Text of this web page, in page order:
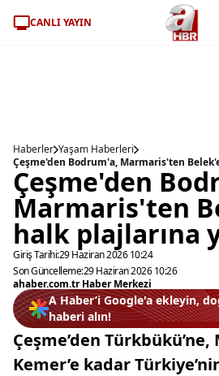
CANLI YAYIN
Haberler Yaşam Haberleri
Çeşme'den Bodrum'a, Marmaris'ten
Çeşme'den
Marmaris'ten
halk plajlarına
Giriş Tarihi:29 Haziran 2026 10:24
Son Güncelleme:29 Haziran 2026 10:26
ahaber.com.tr Haber Merkezi
A Haber’i Google'a ekleyin,
haberi alın!
Çeşme’den
Kemer’e kadar